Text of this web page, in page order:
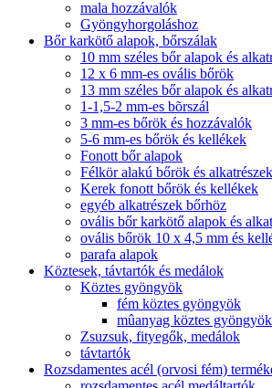
mala hozzávalók
Gyöngyhorgoláshoz
Bőr karkötő alapok, bőrszálak
10 mm széles bőr alapok és
12 x 6 mm-es ovális bőrök
13 mm széles bőr alapok és
1-1,5-2 mm-es bõrszál
3 mm-es bőrök és hozzávalók
5-6 mm-es bőrök és kellékek
Fonott bőr alapok
Félkör alakú bőrök és alkatrészek
Kerek fonott bőrök és kellékek
egyéb alkatrészek bőrhöz
ovális bőr karkötő alapok és
ovális bőrök 10 x 4,5 mm és
parafa alapok
Köztesek, távtartók és medálok
Köztes gyöngyök
fém köztes gyöngyök
mûanyag köztes gyöngyök
Zsuzsuk, fityegők, medálok
távtartók
Rozsdamentes acél (orvosi fém)